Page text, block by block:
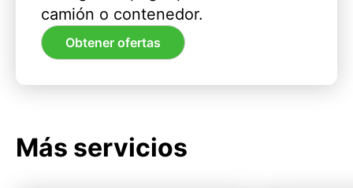
camión o contenedor.
Obtener ofertas
Más servicios